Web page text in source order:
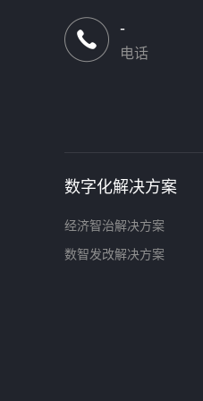
-
电话
数字化解决方案
经济智治解决方案
数智发改解决方案